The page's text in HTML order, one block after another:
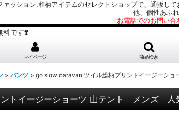
ッション,和柄アイテムのセレクトショップで、通販
他、個性あふ
お電話でのお問い
料です❣️
マイページ 商品検索
> パンツ > go slow caravan ツイル総柄プリントイージー
トイージーショーツ 山テント メンズ